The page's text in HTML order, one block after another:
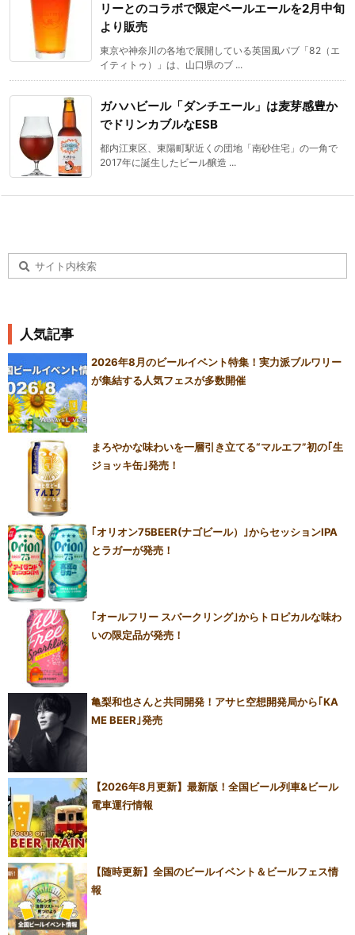
リーとのコラボで限定ペールエールを2月中旬
より販売
東京や神奈川の各地で展開している英国風パブ「82（エ
イティトゥ）」は、山口県のブ ...
ガハハビール「ダンチエール」は麦芽感豊か
でドリンカブルなESB
都内江東区、東陽町駅近くの団地「南砂住宅」の一角で
2017年に誕生したビール醸造 ...
人気記事
2026年8月のビールイベント特集！実力派ブルワリー
が集結する人気フェスが多数開催
まろやかな味わいを一層引き立てる“マルエフ”初の｢生
ジョッキ缶｣発売！
｢オリオン75BEER(ナゴビール）｣からセッションIPA
とラガーが発売！
｢オールフリー スパークリング｣からトロピカルな味わ
いの限定品が発売！
亀梨和也さんと共同開発！アサヒ空想開発局から｢KA
ME BEER｣発売
【2026年8月更新】最新版！全国ビール列車&ビール
電車運行情報
【随時更新】全国のビールイベント＆ビールフェス情
報